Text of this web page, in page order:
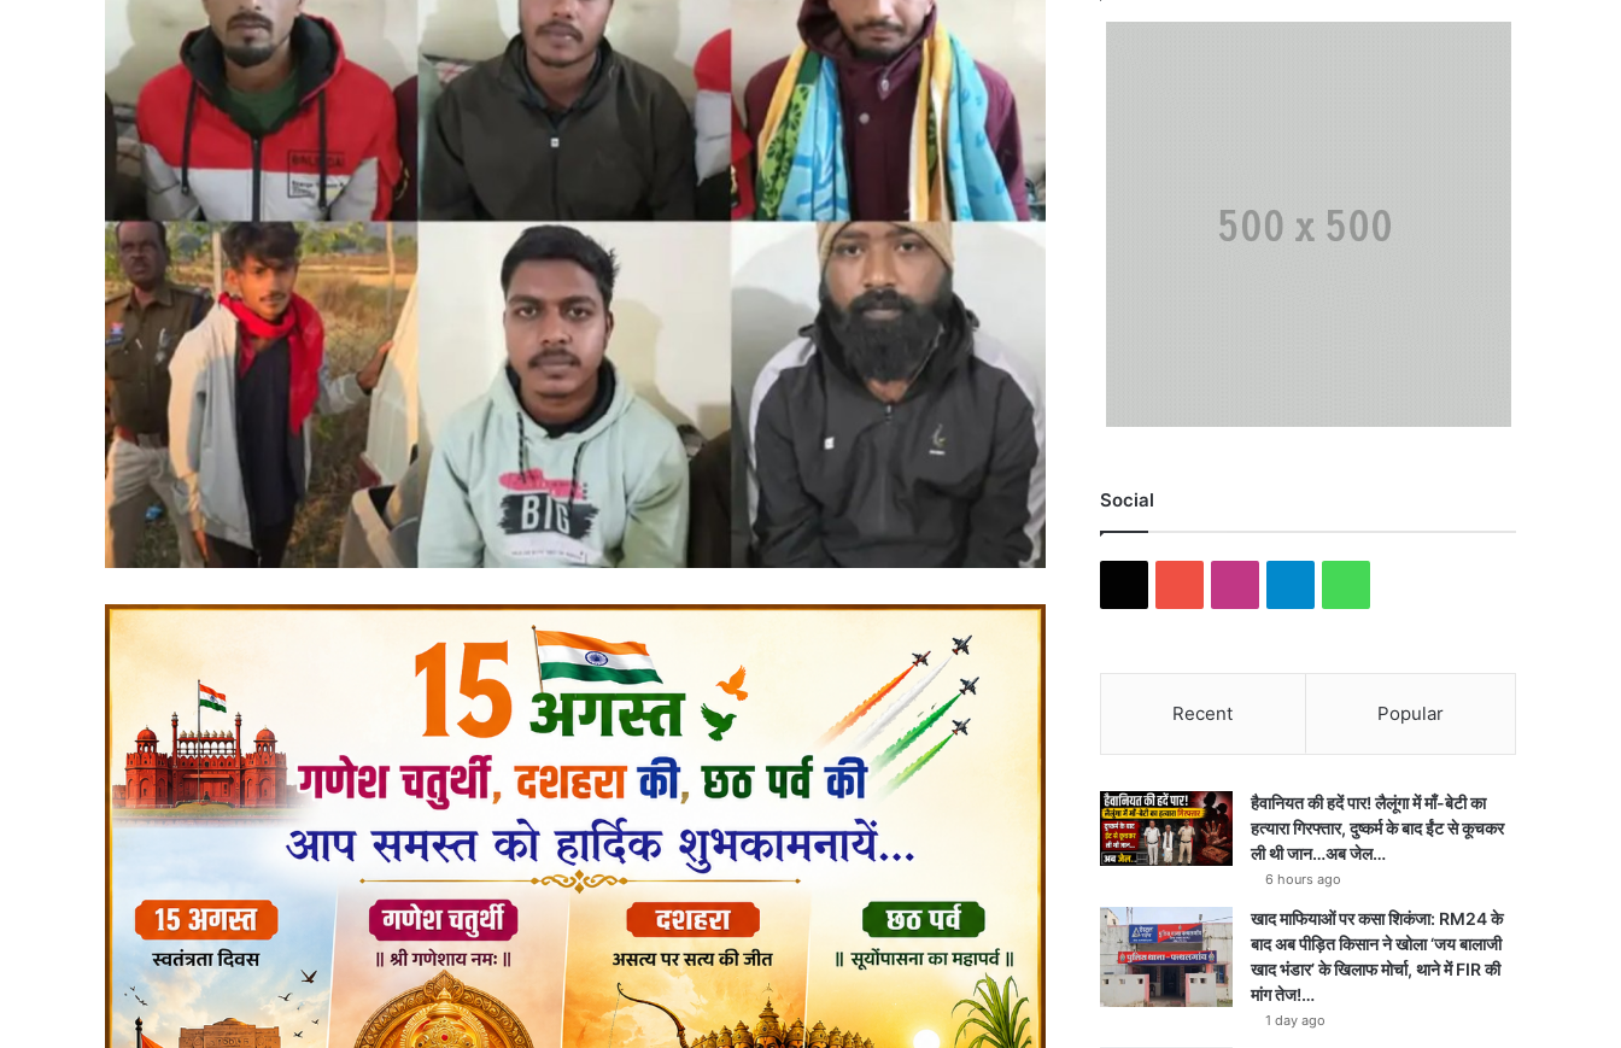
Social
Recent Popular
हैवानियत की हदें पार! लैलूंगा में माँ-बेटी का
हत्यारा गिरफ्तार, दुष्कर्म के बाद ईंट से कूचकर
ली थी जान…अब जेल…
6 hours ago
खाद माफियाओं पर कसा शिकंजा: RM24 के
बाद अब पीड़ित किसान ने खोला ‘जय बालाजी
खाद भंडार’ के खिलाफ मोर्चा, थाने में FIR की
मांग तेज!…
1 day ago